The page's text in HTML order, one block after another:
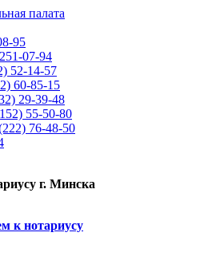
95
07-94
52-14-57
60-85-15
29-39-48
55-50-80
76-48-50
г. Минска
к нотариусу